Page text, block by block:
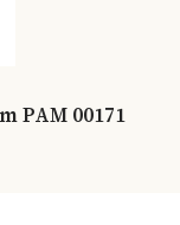
PAM 00171